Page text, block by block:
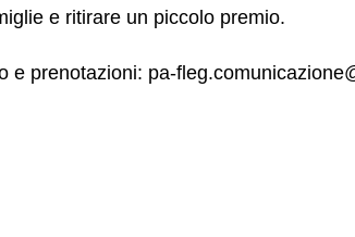
e ritirare un piccolo premio.
e prenotazioni: pa-